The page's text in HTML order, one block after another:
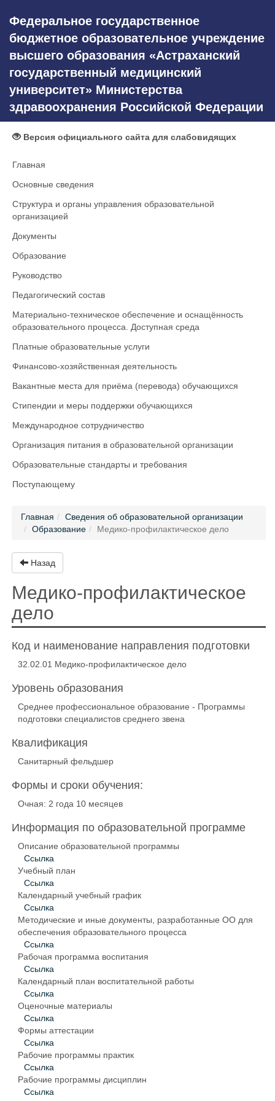
Федеральное государственное
бюджетное образовательное учреждение
высшего образования «Астраханский
государственный медицинский
университет» Министерства
здравоохранения Российской Федерации
Версия официального сайта для слабовидящих
Главная
Основные сведения
Структура и органы управления образовательной
организацией
Документы
Образование
Руководство
Педагогический состав
Материально-техническое обеспечение и оснащённость
образовательного процесса. Доступная среда
Платные образовательные услуги
Финансово-хозяйственная деятельность
Вакантные места для приёма (перевода) обучающихся
Стипендии и меры поддержки обучающихся
Международное сотрудничество
Организация питания в образовательной организации
Образовательные стандарты и требования
Поступающему
Главная
Сведения об образовательной организации
Образование
Медико-профилактическое дело
Назад
Медико-профилактическое
дело
Код и наименование направления подготовки
32.02.01 Медико-профилактическое дело
Уровень образования
Среднее профессиональное образование - Программы
подготовки специалистов среднего звена
Квалификация
Санитарный фельдшер
Формы и сроки обучения:
Очная: 2 года 10 месяцев
Информация по образовательной программе
Описание образовательной программы
Ссылка
Учебный план
Ссылка
Календарный учебный график
Ссылка
Методические и иные документы, разработанные ОО для
обеспечения образовательного процесса
Ссылка
Рабочая программа воспитания
Ссылка
Календарный план воспитательной работы
Ссылка
Оценочные материалы
Ссылка
Формы аттестации
Ссылка
Рабочие программы практик
Ссылка
Рабочие программы дисциплин
Ссылка